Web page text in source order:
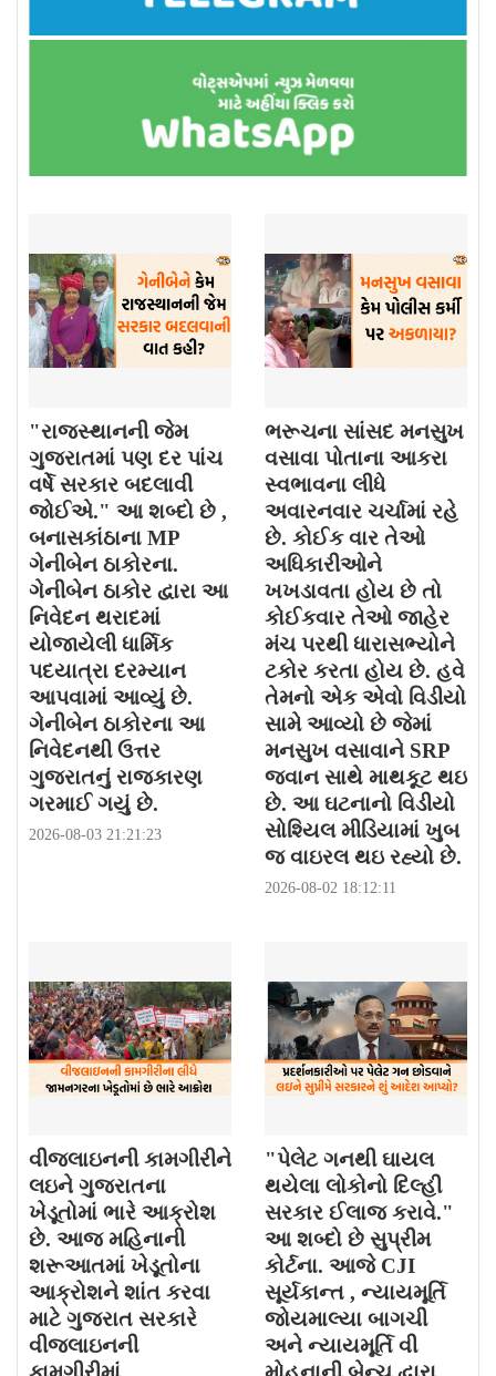
"રાજસ્થાનની જેમ
ગુજરાતમાં પણ દર પાંચ
વર્ષે સરકાર બદલાવી
જોઈએ." આ શબ્દો છે ,
બનાસકાંઠાના MP
ગેનીબેન ઠાકોરના.
ગેનીબેન ઠાકોર દ્વારા આ
નિવેદન થરાદમાં
યોજાયેલી ધાર્મિક
પદયાત્રા દરમ્યાન
આપવામાં આવ્યું છે.
ગેનીબેન ઠાકોરના આ
નિવેદનથી ઉત્તર
ગુજરાતનું રાજકારણ
ગરમાઈ ગયું છે.
2026-08-03 21:21:23
ભરૂચના સાંસદ મનસુખ
વસાવા પોતાના આકરા
સ્વભાવના લીધે
અવારનવાર ચર્ચામાં રહે
છે. કોઈક વાર તેઓ
અધિકારીઓને
ખખડાવતા હોય છે તો
કોઈકવાર તેઓ જાહેર
મંચ પરથી ધારાસભ્યોને
ટકોર કરતા હોય છે. હવે
તેમનો એક એવો વિડીયો
સામે આવ્યો છે જેમાં
મનસુખ વસાવાને SRP
જવાન સાથે માથકૂટ થઇ
છે. આ ઘટનાનો વિડીયો
સોશ્યિલ મીડિયામાં ખુબ
જ વાઇરલ થઇ રહ્યો છે.
2026-08-02 18:12:11
વીજલાઇનની કામગીરીને
લઇને ગુજરાતના
ખેડૂતોમાં ભારે આક્રોશ
છે. આજ મહિનાની
શરૂઆતમાં ખેડૂતોના
આક્રોશને શાંત કરવા
માટે ગુજરાત સરકારે
વીજલાઇનની
"પેલેટ ગનથી ઘાયલ
થયેલા લોકોનો દિલ્હી
સરકાર ઈલાજ કરાવે."
આ શબ્દો છે સુપ્રીમ
કોર્ટના. આજે CJI
સૂર્યકાન્ત , ન્યાયમૂર્તિ
જોયમાલ્યા બાગચી
અને ન્યાયમૂર્તિ વી